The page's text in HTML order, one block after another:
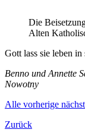
Die
Alten
Gott lass sie leben in
Benno und Annette
Nowotny
Alle vorherige
Zurück